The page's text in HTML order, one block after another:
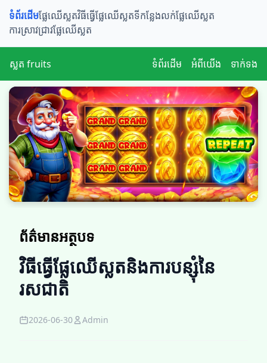
ទំព័រដើមផ្លែឈើស្លត​​វិធីធ្វើផ្លែឈើស្លតទីកន្លែងលក់ផ្លែឈើស្លត
ការស្រាវជ្រាវផ្លែឈើស្លត
ស្លត fruits ទំព័រដើម អំពីយើង ទាក់ទង
ព័ត៌មានអត្ថបទ
វិធីធ្វើផ្លែឈើស្លតនិងការបន្សុំនៃ
រសជាតិ
2026-06-30 Admin